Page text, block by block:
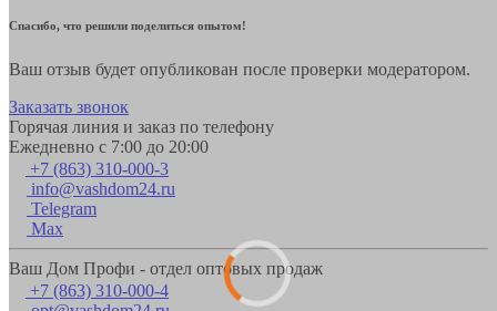
Спасибо, что решили поделиться опытом!
Ваш отзыв будет опубликован после проверки модератором.
Заказать звонок
Горячая линия и заказ по телефону
Ежедневно с 7:00 до 20:00
+7 (863) 310-000-3
info@vashdom24.ru
Telegram
Max
Ваш Дом Профи - отдел оптовых продаж
+7 (863) 310-000-4